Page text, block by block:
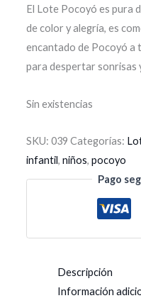
El Lote Pocoyó es pura
de color y alegría, es
encantado de Pocoyó a
para despertar sonrisas
Sin existencias
SKU:039 Categorías:
infantil,niños,pocoyo
Pago
Descripción
Información